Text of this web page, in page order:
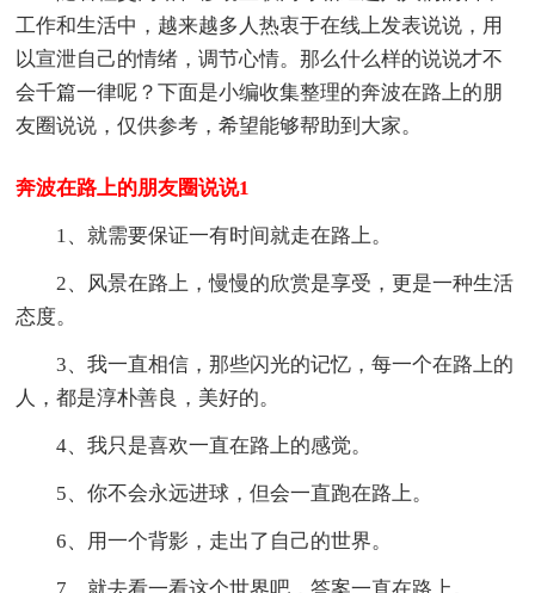
工作和生活中，越来越多人热衷于在线上发表说说，用
以宣泄自己的情绪，调节心情。那么什么样的说说才不
会千篇一律呢？下面是小编收集整理的奔波在路上的朋
友圈说说，仅供参考，希望能够帮助到大家。
奔波在路上的朋友圈说说1
1、就需要保证一有时间就走在路上。
2、风景在路上，慢慢的欣赏是享受，更是一种生活
态度。
3、我一直相信，那些闪光的记忆，每一个在路上的
人，都是淳朴善良，美好的。
4、我只是喜欢一直在路上的感觉。
5、你不会永远进球，但会一直跑在路上。
6、用一个背影，走出了自己的世界。